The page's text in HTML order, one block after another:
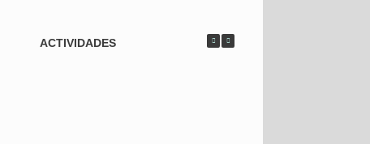
ACTIVIDADES